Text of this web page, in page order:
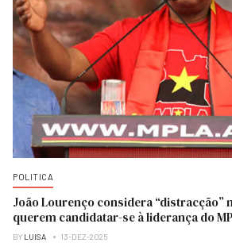
POLITICA
João Lourenço considera “distracção”
querem candidatar-se à liderança do
BY LUISA 13-DEZ-2025